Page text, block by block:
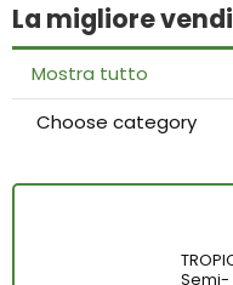
La migliore
Mostra tutto
Choose category
Semi-